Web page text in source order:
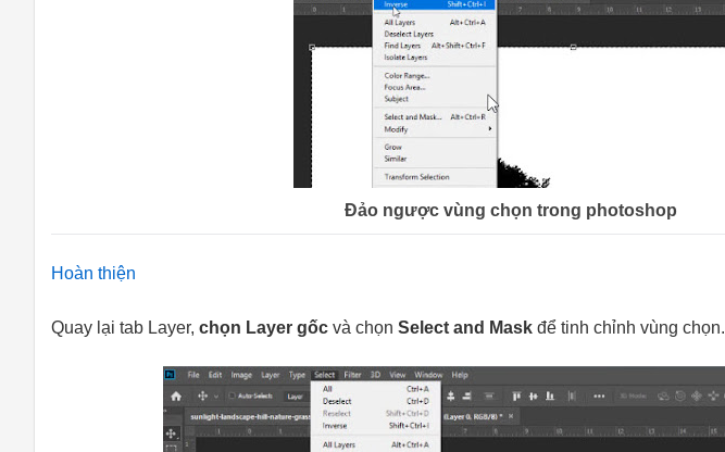
Đảo ngược vùng chọn trong photoshop
Hoàn thiện
Quay lại tab Layer, chọn Layer gốc và chọn Select and Mask để tinh chỉnh vùng chọn.